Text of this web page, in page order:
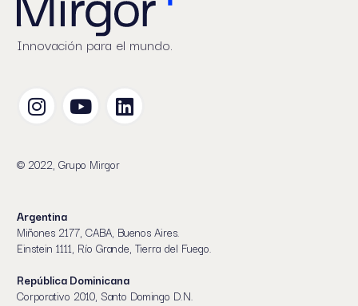
Innovación para el mundo.
© 2022, Grupo Mirgor
Argentina
Miñones 2177, CABA, Buenos Aires.
Einstein 1111, Río Grande, Tierra del Fuego.
República Dominicana
Corporativo 2010, Santo Domingo D.N.